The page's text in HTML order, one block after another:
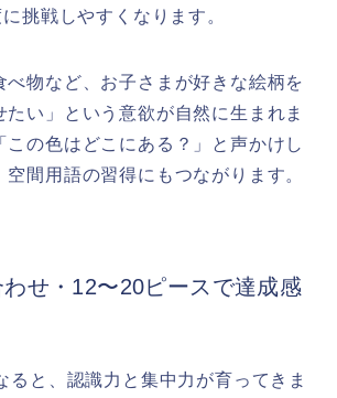
挑戦しやすくなります。
べ物など、お子さまが好きな絵柄を
い」という意欲が自然に生まれま
この色はどこにある？」と声かけし
間用語の習得にもつながります。
せ・12〜20ピースで達成感
ると、認識力と集中力が育ってきま